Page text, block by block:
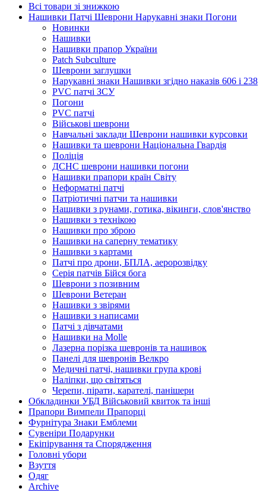
Всі товари зі знижкою
Нашивки Патчі Шеврони Нарукавні знаки Погони
Новинки
Нашивки
Нашивки прапор України
Рatch Subculture
Шеврони заглушки
Нарукавні знаки Нашивки згідно наказів 606 і 238
PVC патчі ЗСУ
Погони
PVC патчі
Військові шеврони
Навчальні заклади Шеврони нашивки курсовки
Нашивки та шеврони Національна Гвардія
Поліція
ДСНС шеврони нашивки погони
Нашивки прапори країн Світу
Неформатні патчі
Патріотичні патчи та нашивки
Нашивки з рунами, готика, вікинги, слов'янство
Нашивки з технікою
Нашивки про зброю
Нашивки на саперну тематику
Нашивки з картами
Патчі про дрони, БПЛА, аеророзвідку
Серія патчів Бійся бога
Шеврони з позивним
Шеврони Ветеран
Нашивки з звірями
Нашивки з написами
Патчі з дівчатами
Нашивки на Molle
Лазерна порізка шевронів та нашивок
Панелі для шевронів Велкро
Медичні патчі, нашивки група крові
Наліпки, що світяться
Черепи, пірати, карателі, панішери
Обкладинки УБД Військовий квиток та інші
Прапори Вимпели Прапорці
Фурнітура Знаки Емблеми
Сувеніри Подарунки
Екіпірування та Спорядження
Головні убори
Взуття
Одяг
Archive